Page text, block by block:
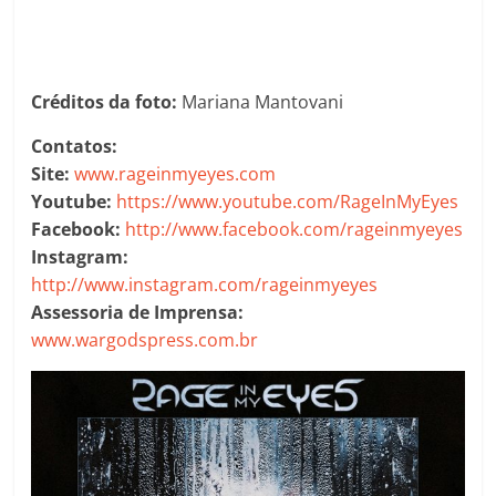
Créditos da foto: Mariana Mantovani
Contatos:
Site:www.rageinmyeyes.com
Youtube: https://www.youtube.com/RageInMyEyes
Facebook: http://www.facebook.com/rageinmyeyes
Instagram:
http://www.instagram.com/rageinmyeyes
Assessoria de Imprensa:
www.wargodspress.com.br